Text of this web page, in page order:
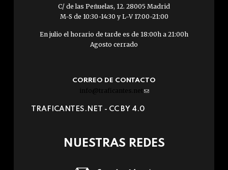
C/ de las Peñuelas, 12. 28005 Madrid
M-S de 10:30-14:30 y L-V 17:00-21:00
En julio el horario de tarde es de 18:00h a 21:00h
Agosto cerrado
CORREO DE CONTACTO
info@traficantes.net (link
e-
TRAFICANTES.NET - CC BY 4.0
NUESTRAS REDES